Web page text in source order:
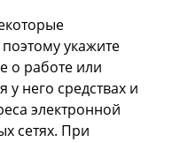
укажите
о работе или
него средствах и
электронной
сетях. При